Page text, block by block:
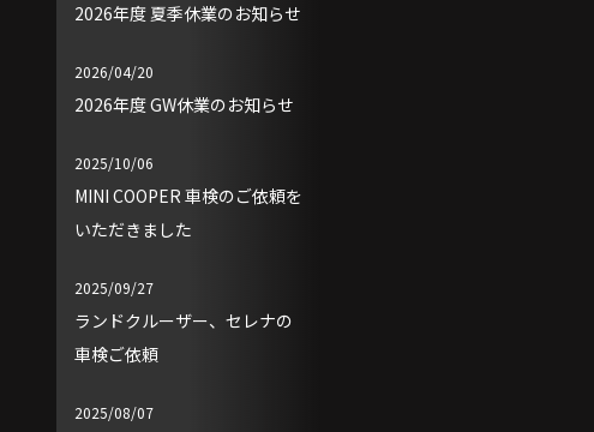
2026年度 夏季休業のお知らせ
2026/04/20
2026年度 GW休業のお知らせ
2025/10/06
MINI COOPER 車検のご依頼を
いただきました
2025/09/27
ランドクルーザー、セレナの
車検ご依頼
2025/08/07